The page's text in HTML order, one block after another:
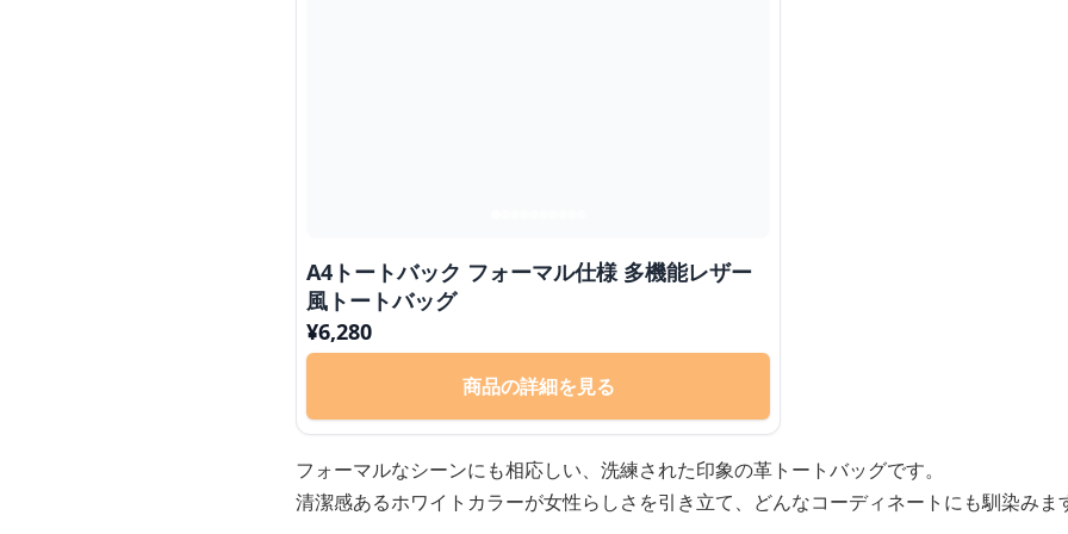
A4トートバック フォーマル仕様 多機能レザー
風トートバッグ
¥6,280
商品の詳細を見る
フォーマルなシーンにも相応しい、洗練された印象の革トートバッグです。
清潔感あるホワイトカラーが女性らしさを引き立て、どんなコーディネートにも馴染みま